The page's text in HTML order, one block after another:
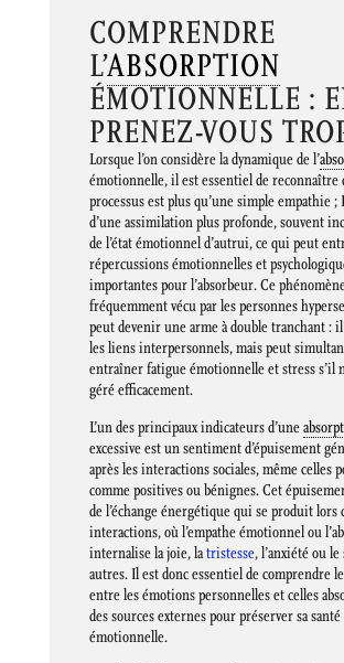
COMPRENDRE
L’ABSORPTION
ÉMOTIONNELLE :
PRENEZ-VOUS
Lorsque l’on considère la dynamique de l’
émotionnelle, il est essentiel de reconnaître
processus est plus qu’une simple empathie ;
d’une assimilation plus profonde, souvent
de l’état émotionnel d’autrui, ce qui peut
répercussions émotionnelles et
importantes pour l’absorbeur. Ce
fréquemment vécu par les personnes
peut devenir une arme à double tranchant :
les liens interpersonnels, mais peut
entraîner fatigue émotionnelle et stress s’il
géré efficacement.
L’un des principaux indicateurs d’une
excessive est un sentiment d’épuisement
après les interactions sociales, même celles
comme positives ou bénignes. Cet
de l’échange énergétique qui se produit lors
interactions, où l’empathe émotionnel ou
internalise la joie, latristesse, l’anxiété ou le
autres. Il est donc essentiel de comprendre
entre les émotions personnelles et celles
des sources externes pour préserver sa santé
émotionnelle.